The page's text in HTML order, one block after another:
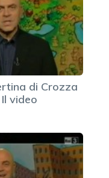
di Crozza
video